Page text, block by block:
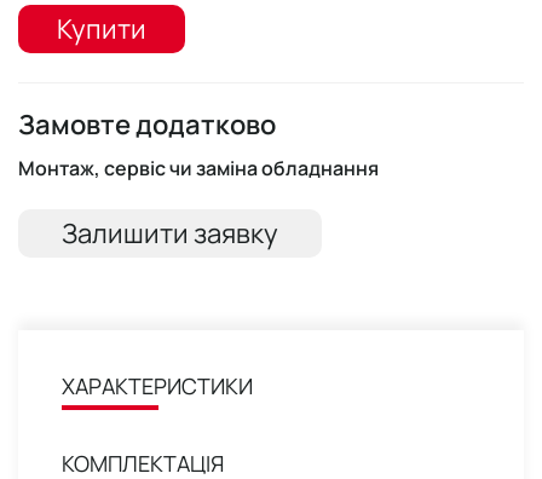
Купити
Замовте додатково
Монтаж, сервіс чи заміна обладнання
Залишити заявку
ХАРАКТЕРИСТИКИ
КОМПЛЕКТАЦІЯ